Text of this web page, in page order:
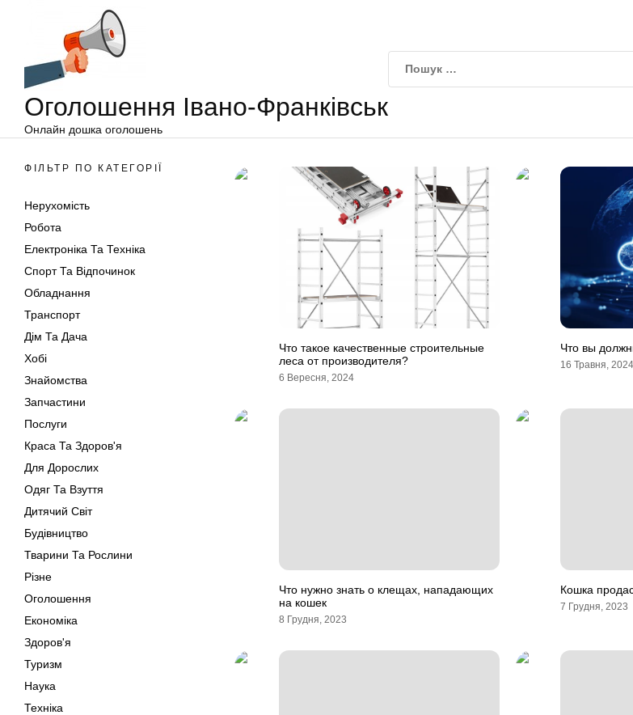
Оголошення Івано-Франківськ
Онлайн дошка оголошень
ФІЛЬТР ПО КАТЕГОРІЇ
Нерухомість
Робота
Електроніка Та Техніка
Спорт Та Відпочинок
Обладнання
Транспорт
Дім Та Дача
Хобі
Знайомства
Запчастини
Послуги
Краса Та Здоров'я
Для Дорослих
Одяг Та Взуття
Дитячий Світ
Будівництво
Тварини Та Рослини
Різне
Оголошення
Економіка
Здоров'я
Туризм
Наука
Техніка
Что такое качественные строительные
леса от производителя?
6 Вересня, 2024
Что вы
16 Травня, 2024
Что нужно знать о клещах, нападающих
на кошек
8 Грудня, 2023
Кошка
7 Грудня, 2023